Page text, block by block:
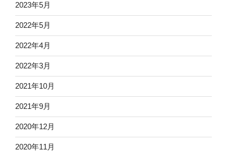
2023年5月
2022年5月
2022年4月
2022年3月
2021年10月
2021年9月
2020年12月
2020年11月